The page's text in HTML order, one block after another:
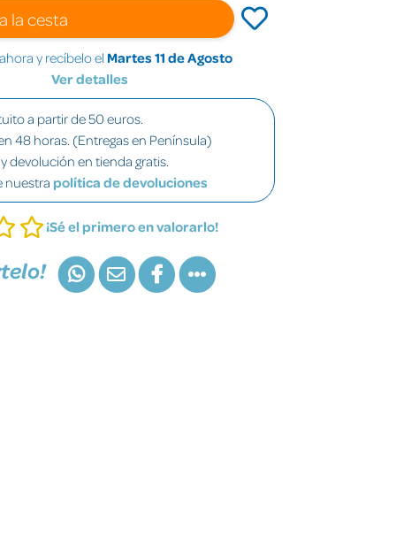
la cesta
y recíbelo el Martes 11 de Agosto
Ver detalles
a partir de 50 euros.
48 horas. (Entregas en Península)
devolución en tienda gratis.
nuestra política de devoluciones
¡Sé el primero en valorarlo!